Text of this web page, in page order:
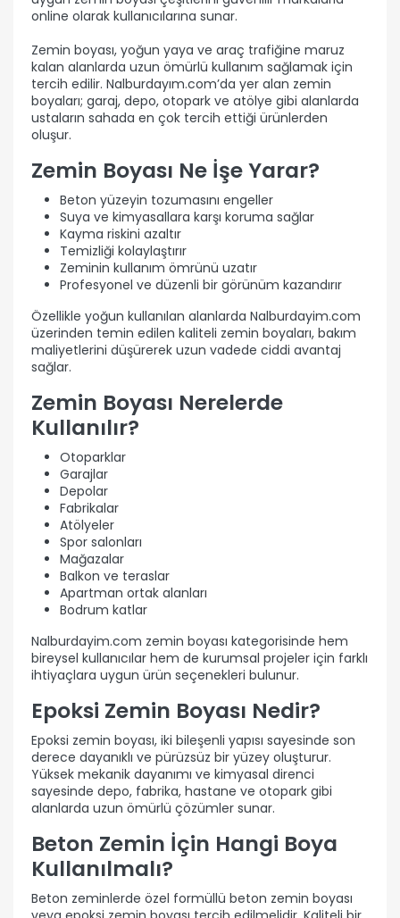
online olarak kullanıcılarına sunar.
Zemin boyası, yoğun yaya ve araç trafiğine maruz
kalan alanlarda uzun ömürlü kullanım sağlamak için
tercih edilir. Nalburdayım.com’da yer alan zemin
boyaları; garaj, depo, otopark ve atölye gibi alanlarda
ustaların sahada en çok tercih ettiği ürünlerden
oluşur.
Zemin Boyası Ne İşe Yarar?
Beton yüzeyin tozumasını engeller
Suya ve kimyasallara karşı koruma sağlar
Kayma riskini azaltır
Temizliği kolaylaştırır
Zeminin kullanım ömrünü uzatır
Profesyonel ve düzenli bir görünüm kazandırır
Özellikle yoğun kullanılan alanlarda Nalburdayim.com
üzerinden temin edilen kaliteli zemin boyaları, bakım
maliyetlerini düşürerek uzun vadede ciddi avantaj
sağlar.
Zemin Boyası Nerelerde
Kullanılır?
Otoparklar
Garajlar
Depolar
Fabrikalar
Atölyeler
Spor salonları
Mağazalar
Balkon ve teraslar
Apartman ortak alanları
Bodrum katlar
Nalburdayim.com zemin boyası kategorisinde hem
bireysel kullanıcılar hem de kurumsal projeler için farklı
ihtiyaçlara uygun ürün seçenekleri bulunur.
Epoksi Zemin Boyası Nedir?
Epoksi zemin boyası, iki bileşenli yapısı sayesinde son
derece dayanıklı ve pürüzsüz bir yüzey oluşturur.
Yüksek mekanik dayanımı ve kimyasal direnci
sayesinde depo, fabrika, hastane ve otopark gibi
alanlarda uzun ömürlü çözümler sunar.
Beton Zemin İçin Hangi Boya
Kullanılmalı?
Beton zeminlerde özel formüllü beton zemin boyası